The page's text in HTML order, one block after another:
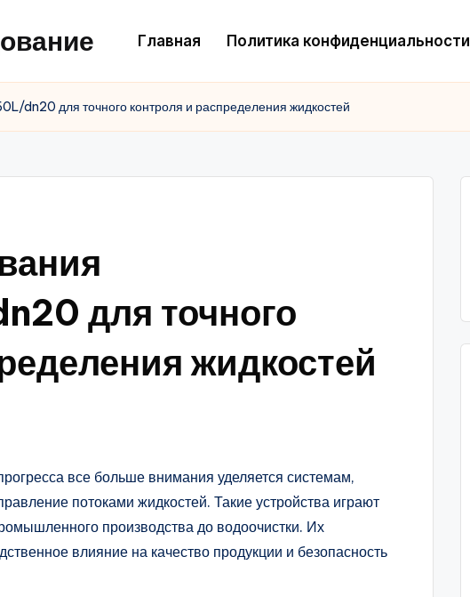
Главная Политика конфиденциальности
dn20 для точного контроля и распределения жидкостей
для точного
жидкостей
все больше внимания уделяется системам,
потоками жидкостей. Такие устройства играют
производства до водоочистки. Их
влияние на качество продукции и безопасность